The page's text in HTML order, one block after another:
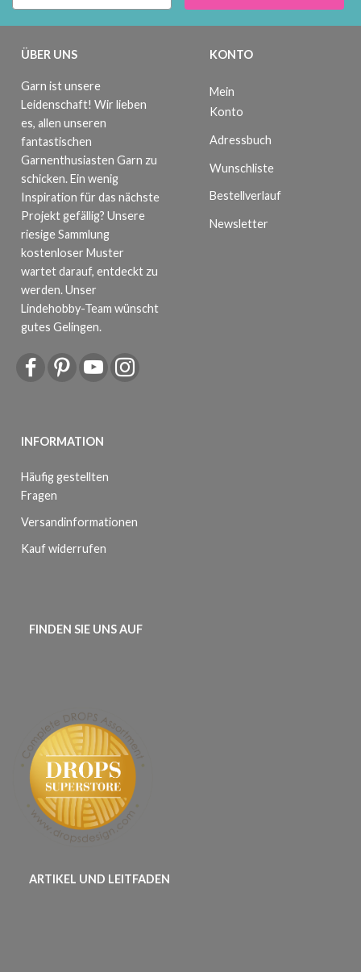
ÜBER UNS
Garn ist unsere
Leidenschaft! Wir lieben
es, allen unseren
fantastischen
Garnenthusiasten Garn zu
schicken. Ein wenig
Inspiration für das nächste
Projekt gefällig? Unsere
riesige Sammlung
kostenloser Muster
wartet darauf, entdeckt zu
werden. Unser
Lindehobby-Team wünscht
gutes Gelingen.
INFORMATION
Häufig gestellten
Fragen
Versandinformationen
Kauf widerrufen
KONTO
Mein
Konto
Adressbuch
Wunschliste
Bestellverlauf
Newsletter
FINDEN SIE UNS AUF
ARTIKEL UND LEITFADEN